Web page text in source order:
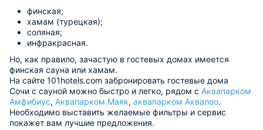
финская;
хамам (турецкая);
соляная;
инфракрасная.
Но, как правило, зачастую в гостевых домах имеется
финская сауна или хамам.
На сайте 101hotels.com забронировать гостевые дома
Сочи с сауной можно быстро и легко, рядом с Аквапарком
Амфибиус, Аквапарком Маяк, аквапарком Аквалоо.
Необходимо выставить желаемые фильтры и сервис
покажет вам лучшие предложения.